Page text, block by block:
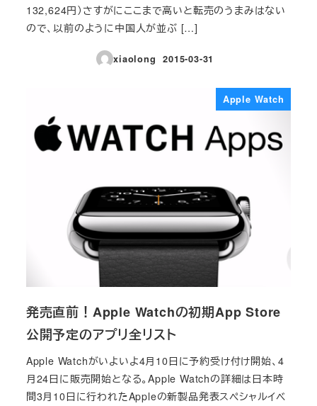
132,624円）さすがにここまで高いと転売のうまみはない
ので、以前のように中国人が並ぶ […]
xiaolong
投稿日
2015-03-31
Apple Watch
発売直前！Apple Watchの初期App Store
公開予定のアプリ全リスト
Apple Watchがいよいよ4月10日に予約受け付け開始、4
月24日に販売開始となる。Apple Watchの詳細は日本時
間3月10日に行われたAppleの新製品発表スペシャルイベ